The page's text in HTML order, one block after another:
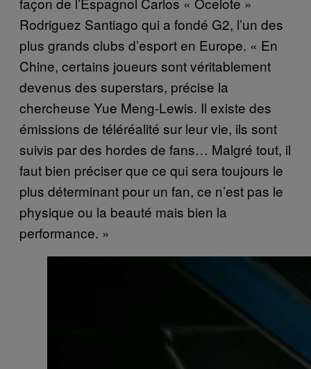
Rodriguez Santiago qui a fondé G2, l’un des
plus grands clubs d’esport en Europe. « En
Chine, certains joueurs sont véritablement
devenus des superstars, précise la
chercheuse Yue Meng-Lewis. Il existe des
émissions de téléréalité sur leur vie, ils sont
suivis par des hordes de fans… Malgré tout, il
faut bien préciser que ce qui sera toujours le
plus déterminant pour un fan, ce n’est pas le
physique ou la beauté mais bien la
performance. »